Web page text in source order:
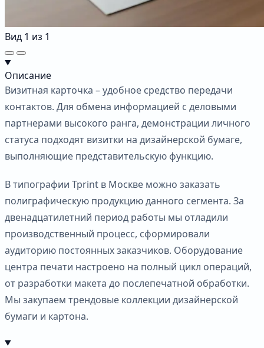
Вид 1 из 1
Описание
Визитная карточка – удобное средство передачи
контактов. Для обмена информацией с деловыми
партнерами высокого ранга, демонстрации личного
статуса подходят визитки на дизайнерской бумаге,
выполняющие представительскую функцию.
В типографии Tprint в Москве можно заказать
полиграфическую продукцию данного сегмента. За
двенадцатилетний период работы мы отладили
производственный процесс, сформировали
аудиторию постоянных заказчиков. Оборудование
центра печати настроено на полный цикл операций,
от разработки макета до послепечатной обработки.
Мы закупаем трендовые коллекции дизайнерской
бумаги и картона.